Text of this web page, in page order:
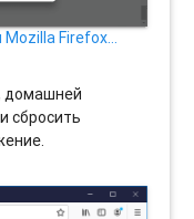
Mozilla Firefox…
домашней
сбросить